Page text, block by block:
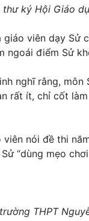
thư ký Hội Giáo
viên dạy Sử
ngoái điểm Sử
nghĩ rằng,
rất ít, chỉ cốt
viên nói đề thi
“dùng mẹo
THPT